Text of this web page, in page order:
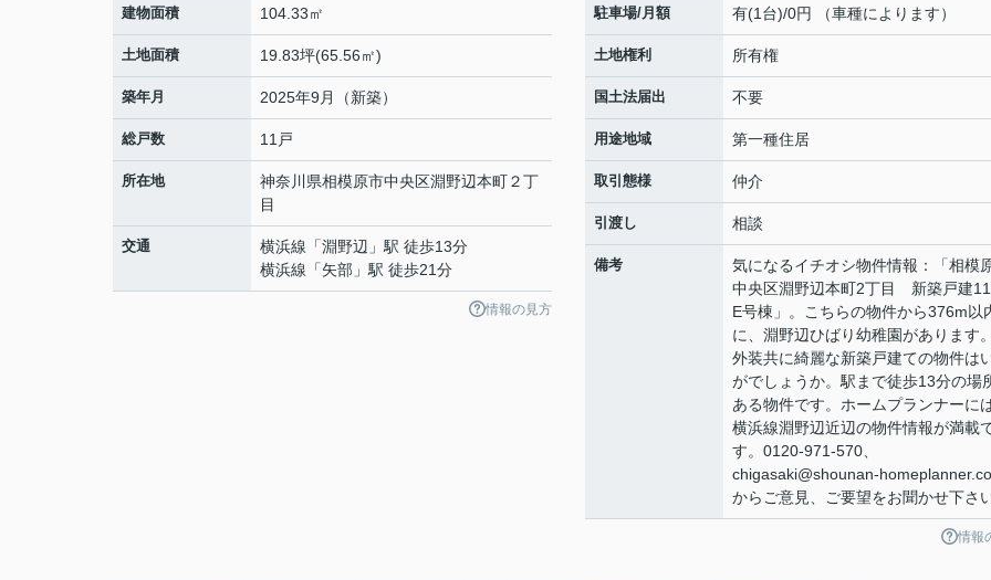
建物面積 104.33㎡
土地面積 19.83坪(65.56㎡)
築年月 2025年9月（新築）
総戸数 11戸
所在地 神奈川県相模原市中央区淵野辺本町２丁
目
交通 横浜線 「淵野辺 」駅 徒歩13分
横浜線 「矢部 」駅 徒歩21分
情報の見方
駐車場/月額 有(1台)/0円 （車種によります）
土地権利 所有権
国土法届出 不要
用途地域 第一種住居
取引態様 仲介
引渡し 相談
備考
気になるイチオシ物件情報：「相模
中央区淵野辺本町2丁目 新築戸建
E号棟」。こちらの物件から376m以
に、淵野辺ひばり幼稚園があります
外装共に綺麗な新築戸建ての物件は
がでしょうか。駅まで徒歩13分の場
ある物件です。ホームプランナーには
横浜線淵野辺近辺の物件情報が満載
す。0120-971-570、
chigasaki@shounan-
からご意見、ご要望をお聞かせ下さい
情報